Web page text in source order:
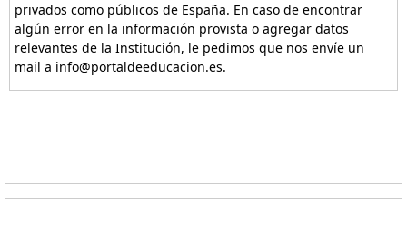
privados como públicos de España. En caso de encontrar
algún error en la información provista o agregar datos
relevantes de la Institución, le pedimos que nos envíe un
mail a info@portaldeeducacion.es.